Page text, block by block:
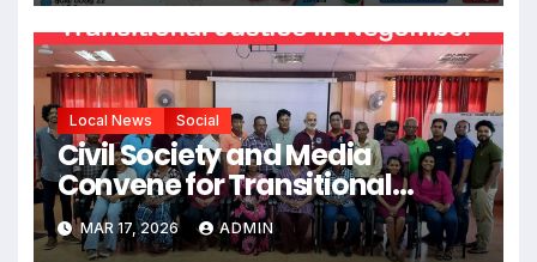
Local News Social
Civil Society and Media
Convene for Transitional
Justice in Negombo.
MAR 17, 2026 ADMIN